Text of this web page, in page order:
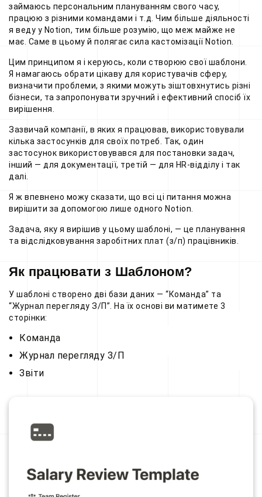
займаюсь персональним плануванням свого часу,
працюю з різними командами і т.д. Чим більше діяльності
я веду у Notion, тим більше розумію, що меж майже не
має. Саме в цьому й полягає сила кастомізації Notion.
Цим принципом я і керуюсь, коли створюю свої шаблони.
Я намагаюсь обрати цікаву для користувачів сферу,
визначити проблеми, з якими можуть зіштовхнутись різні
бізнеси, та запропонувати зручний і ефективний спосіб їх
вирішення.
Зазвичай компанії, в яких я працював, використовували
кілька застосунків для своїх потреб. Так, один
застосунок використовувався для постановки задач,
інший — для документації, третій — для HR-відділу і так
далі.
Я ж впевнено можу сказати, що всі ці питання можна
вирішити за допомогою лише одного Notion.
Задача, яку я вирішив у цьому шаблоні, — це планування
та відслідковування заробітних плат (з/п) працівників.
Як працювати з Шаблоном?
У шаблоні створено дві бази даних — “Команда” та
“Журнал перегляду З/П”. На їх основі ви матимете 3
сторінки:
Команда
Журнал перегляду З/П
Звіти